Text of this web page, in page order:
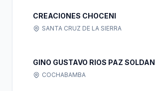
CREACIONES CHOCENI
SANTA CRUZ DE LA SIERRA
GINO GUSTAVO RIOS PAZ SOLDAN
COCHABAMBA